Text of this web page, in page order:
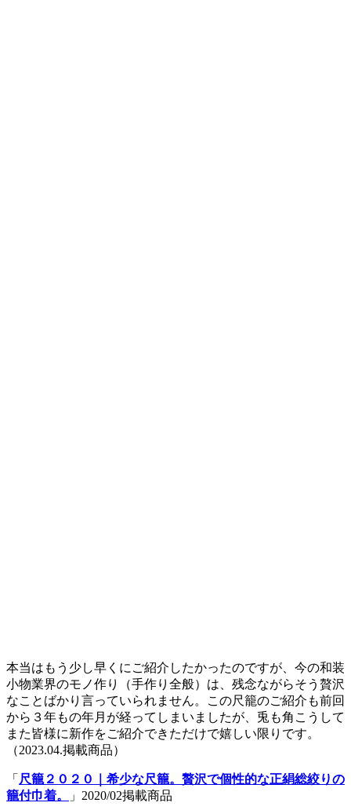
本当はもう少し早くにご紹介したかったのですが、今の和装
小物業界のモノ作り（手作り全般）は、残念ながらそう贅沢
なことばかり言っていられません。この尺籠のご紹介も前回
から３年もの年月が経ってしまいましたが、兎も角こうして
また皆様に新作をご紹介できただけで嬉しい限りです。
（2023.04.掲載商品）
「 尺籠２０２０｜希少な尺籠。贅沢で個性的な正絹総絞りの
籠付巾着。
」2020/02掲載商品